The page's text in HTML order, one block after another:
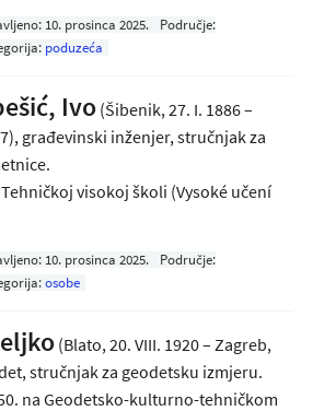
10. prosinca 2025.
Područje:
poduzeća
Ivo (Šibenik, 27. I. 1886 –
građevinski inženjer, stručnjak za
visokoj školi (Vysoké učení
10. prosinca 2025.
Područje:
osobe
(Blato, 20. VIII. 1920 – Zagreb,
stručnjak za geodetsku izmjeru.
na Geodetsko-kulturno-tehničkom